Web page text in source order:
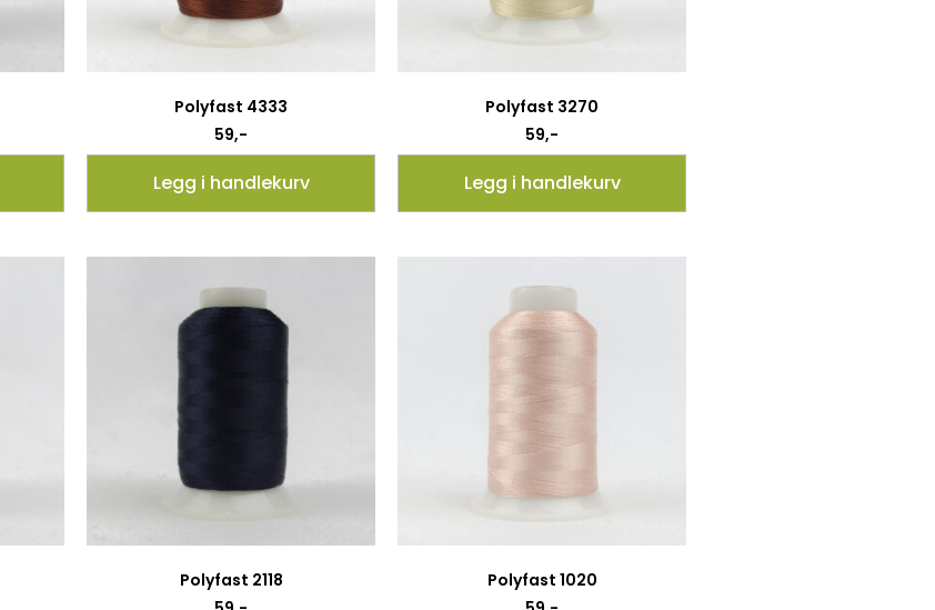
Polyfast 4333
59,-
Legg i handlekurv
Polyfast 3270
59,-
Legg i handlekurv
Polyfast 2118
Polyfast 1020